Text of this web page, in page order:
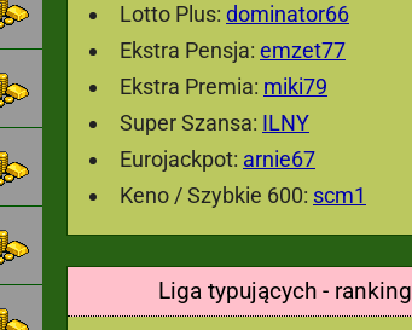
Lotto Plus: dominator66
Ekstra Pensja: emzet77
Ekstra Premia: miki79
Super Szansa: ILNY
Eurojackpot: arnie67
Keno / Szybkie 600: scm1
Liga typujących - ranking